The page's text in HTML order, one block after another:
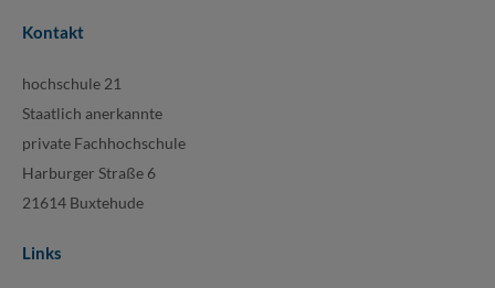
Kontakt
hochschule 21
Staatlich anerkannte
private Fachhochschule
Harburger Straße 6
21614 Buxtehude
Links